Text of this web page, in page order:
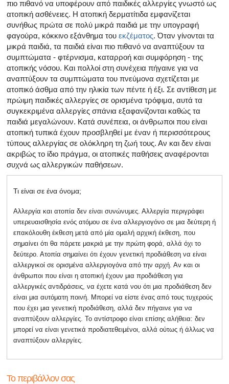
πιο πιθανό να υποφέρουν από παιδικές αλλεργίες γνωστό ως
ατοπική ασθένειες. Η ατοπική δερματίτιδα εμφανίζεται
συνήθως πρώτα σε πολύ μικρά παιδιά με την υπογραφή
φαγούρα, κόκκινο εξάνθημα του εκζέματος. Όταν γίνονται τα
μικρά παιδιά, τα παιδιά είναι πιο πιθανό να αναπτύξουν τα
συμπτώματα - φτέρνισμα, καταρροή και συμφόρηση - της
ατοπικής νόσου. Και πολλοί στη συνέχεια πήγαινε για να
αναπτύξουν τα συμπτώματα του πνεύμονα σχετίζεται με
ατοπικό άσθμα από την ηλικία των πέντε ή έξι. Σε αντίθεση με
πρώιμη παιδικές αλλεργίες σε ορισμένα τρόφιμα, αυτά τα
συγκεκριμένα αλλεργίες σπάνια εξαφανίζονται καθώς τα
παιδιά μεγαλώνουν. Κατά συνέπεια, οι άνθρωποι που είναι
ατοπική τυπικά έχουν προσβληθεί με έναν ή περισσότερους
τύπους αλλεργίας σε ολόκληρη τη ζωή τους. Αν και δεν είναι
ακριβώς το ίδιο πράγμα, οι ατοπικές παθήσεις αναφέρονται
συχνά ως αλλεργικών παθήσεων.
Τι είναι σε ένα όνομα;
Αλλεργία και ατοπία δεν είναι συνώνυμες. Αλλεργία περιγράφει
υπερευαισθησία ενός ατόμου σε ένα αλλεργιογόνο σε μια δεύτερη ή
επακόλουθη έκθεση μετά από μία ομαλή αρχική έκθεση, που
σημαίνει ότι θα πάρετε μακριά με την πρώτη φορά, αλλά όχι το
δεύτερο. Ατοπία σημαίνει ότι έχουν γενετική προδιάθεση να είναι
αλλεργικοί σε ορισμένα αλλεργιογόνα από την αρχή. Αν και οι
άνθρωποι που είναι η ατοπική έχουν μια προδιάθεση για
αλλεργικές αντιδράσεις, να έχετε κατά νου ότι μια προδιάθεση δεν
είναι μια αυτόματη ποινή. Μπορεί να είστε ένας από τους τυχερούς
που έχει μια γενετική προδιάθεση, αλλά δεν πήγαινε για να
αναπτύξουν αλλεργίες. Το αντίστροφο είναι επίσης αλήθεια: δεν
μπορεί να είναι γενετικά προδιατεθειμένοι, αλλά ούτως ή άλλως να
αναπτύξουν αλλεργίες.
Το περιβάλλον σας